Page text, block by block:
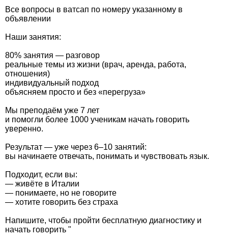
Все вопросы в ватсап по номеру указанному в
объявлении
Наши занятия:
80% занятия — разговор
реальные темы из жизни (врач, аренда, работа,
отношения)
индивидуальный подход
объясняем просто и без «перегруза»
Мы преподаём уже 7 лет
и помогли более 1000 ученикам начать говорить
уверенно.
Результат — уже через 6–10 занятий:
вы начинаете отвечать, понимать и чувствовать язык.
Подходит, если вы:
— живёте в Италии
— понимаете, но не говорите
— хотите говорить без страха
Напишите, чтобы пройти бесплатную диагностику и
начать говорить "